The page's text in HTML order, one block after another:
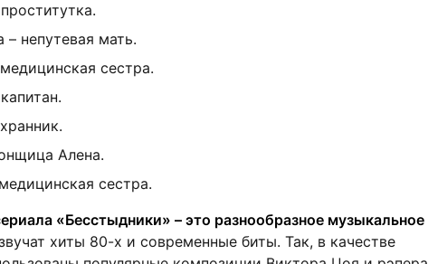
– непутевая мать.
сестра.
Алена.
сестра.
«Бесстыдники» – это разнообразное музыкальное
хиты 80-х и современные биты. Так, в качестве